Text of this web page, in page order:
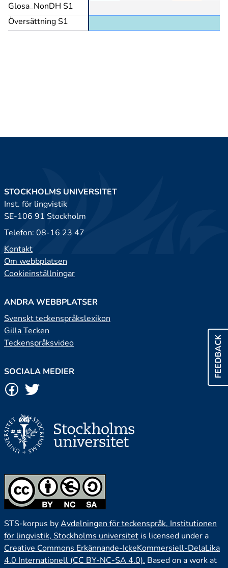
Glosa_NonDH S1
Översättning S1
FEEDBACK
STOCKHOLMS UNIVERSITET
Inst. för lingvistik
SE-106 91 Stockholm
Telefon: 08-16 23 47
Kontakt
Om webbplatsen
Cookieinställningar
ANDRA WEBBPLATSER
Svenskt teckenspråkslexikon
Gilla Tecken
Teckenspråksvideo
SOCIALA MEDIER
STS-korpus byAvdelningen för teckenspråk, Institutionen
för lingvistik, Stockholms universitet is licensed under a
Creative Commons Erkännande-IckeKommersiell-DelaLika
4.0 Internationell (CC BY-NC-SA 4.0). Based on a work at